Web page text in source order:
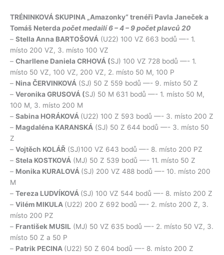
TRÉNINKOVÁ SKUPINA „Amazonky“ trenéři Pavla Janeček a
Tomáš Neterda počet medailí 6 – 4 – 9 počet plavců 20
– Stella Anna BARTOŠOVÁ (U22) 100 VZ 663 bodů —- 1.
místo 200 VZ, 3. místo 100 VZ
– Charllene Daniela CRHOVÁ (SJ) 100 VZ 728 bodů —- 1.
místo 50 VZ, 100 VZ, 200 VZ, 2. místo 50 M, 100 P
– Nina ČERVINKOVÁ (SJ) 50 Z 559 bodů —- 9. místo 50 Z
– Veronika GRUSOVÁ (SJ) 50 M 631 bodů —- 1. místo 50 M,
100 M, 3. místo 200 M
– Sabina HORÁKOVÁ (U22) 100 Z 593 bodů —- 3. místo 200 Z
– Magdaléna KARANSKÁ (SJ) 50 Z 644 bodů —- 3. místo 50
Z
– Vojtěch KOLÁŘ (SJ)100 VZ 643 bodů —- 8. místo 200 PZ
– Stela KOSTKOVÁ (MJ) 50 Z 539 bodů —- 11. místo 50 Z
– Monika KURALOVÁ (SJ) 200 VZ 488 bodů —- 10. místo 200
M
– Tereza LUDVÍKOVÁ (SJ) 100 VZ 544 bodů —- 8. místo 200 Z
– Vilém MIKULA (U22) 200 Z 692 bodů —- 2. místo 200 Z, 3.
místo 200 PZ
– František MUSIL (MJ) 50 VZ 635 bodů —- 2. místo 50 VZ, 3.
místo 50 Z a 50 P
– Patrik PECINA (U22) 50 Z 604 bodů —- 8. místo 200 Z